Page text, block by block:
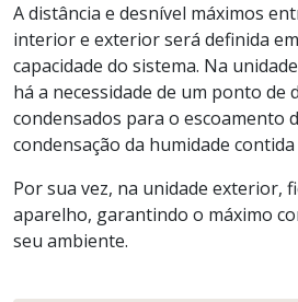
A distância e desnível máximos
interior e exterior será definida
capacidade do sistema. Na
há a necessidade de um ponto de
condensados para o escoamento
condensação da humidade
Por sua vez, na unidade exterior,
aparelho, garantindo o máximo
seu ambiente.